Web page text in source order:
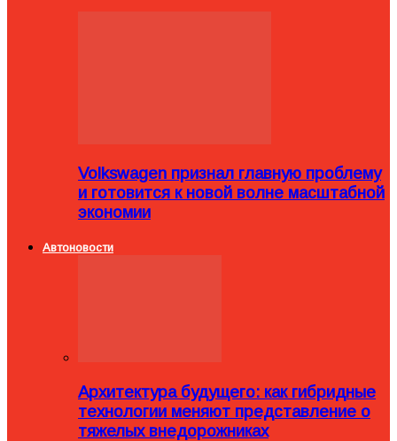
Volkswagen признал главную проблему
и готовится к новой волне масштабной
экономии
Автоновости
Архитектура будущего: как гибридные
технологии меняют представление о
тяжелых внедорожниках